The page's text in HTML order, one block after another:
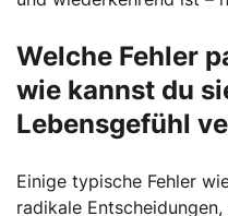
Welche Fehler
wie kannst du
Lebensgefühl
Einige typische Fehler
radikale